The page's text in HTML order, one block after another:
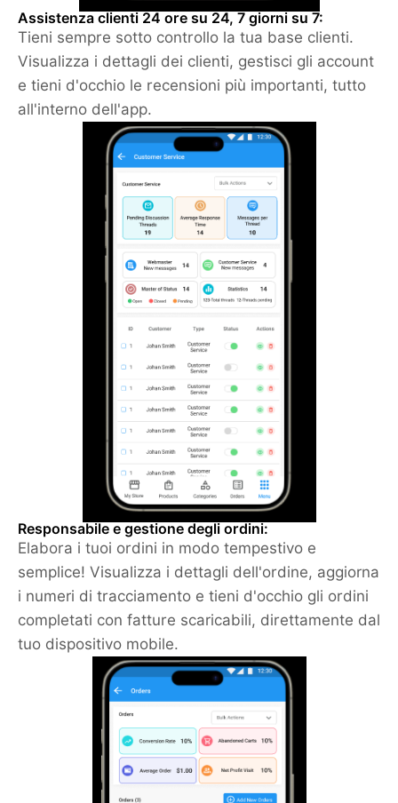
Assistenza clienti 24 ore su 24, 7 giorni su 7:
Tieni sempre sotto controllo la tua base clienti.
Visualizza i dettagli dei clienti, gestisci gli account
e tieni d'occhio le recensioni più importanti, tutto
all'interno dell'app.
Responsabile e gestione degli ordini:
Elabora i tuoi ordini in modo tempestivo e
semplice! Visualizza i dettagli dell'ordine, aggiorna
i numeri di tracciamento e tieni d'occhio gli ordini
completati con fatture scaricabili, direttamente dal
tuo dispositivo mobile.